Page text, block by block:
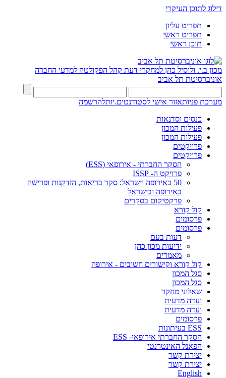
דילוג לתוכן העיקרי
תפריט עליון
תפריט ראשי
תוכן ראשי
מכון ב.י. ולוסיל כהן למחקרי דעת קהל הפקולטה למדעי החברה
אוניברסיטת תל אביב
מערכת פניותאזור אישי לסטודנטים.יותלהרשמה
כנסים וסדנאות
פעילות המכון
פעילות המכון
פרויקטים
פרויקטים
הסקר החברתי - אירופאי (ESS)
פרויקט ה- ISSP
50 באירופה וישראל: סקר בריאות, הזדקנות ופרישה
באירופה ובישראל
פרקטיקום בסקרים
קול קורא
פרסומים
פרסומים
דעות בעם
ידיעות מכון כהן
מאמרים
קול קורא וקישורים חשובים - אירופה
סגל המכון
סגל המכון
שאלוני מחקר
ועדה מדעית
ועדה מדעית
פרסומים
ESS בעיתונות
הסקר החברתי אירופאי- ESS
הפאנל האינטרנטי
יצירת קשר
יצירת קשר
English